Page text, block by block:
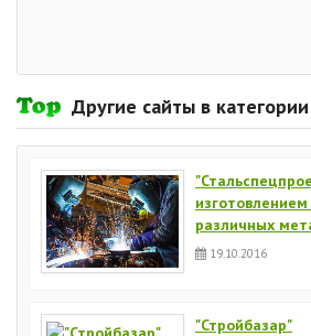
Другие сайты в
различных
19.10.2016
"Стройбазар"